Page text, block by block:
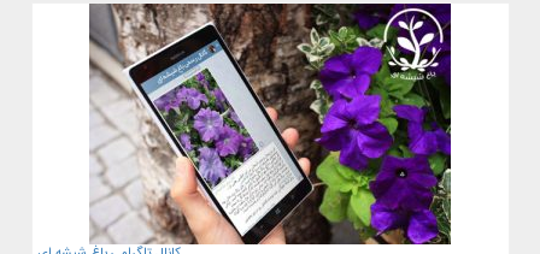
معرفی گل گوشت خوار کوزه ای٫ نپانتس